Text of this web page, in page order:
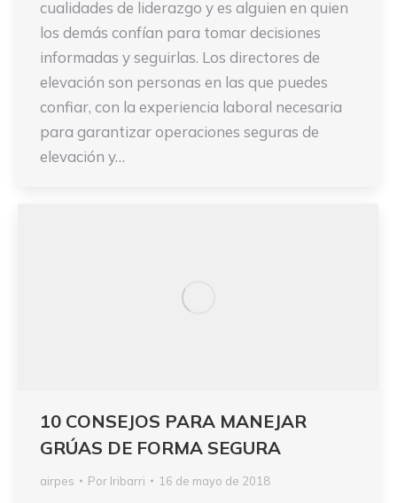
cualidades de liderazgo y es alguien en quien
los demás confían para tomar decisiones
informadas y seguirlas. Los directores de
elevación son personas en las que puedes
confiar, con la experiencia laboral necesaria
para garantizar operaciones seguras de
elevación y…
10 CONSEJOS PARA MANEJAR
GRÚAS DE FORMA SEGURA
airpes Por Iribarri 16 de mayo de 2018